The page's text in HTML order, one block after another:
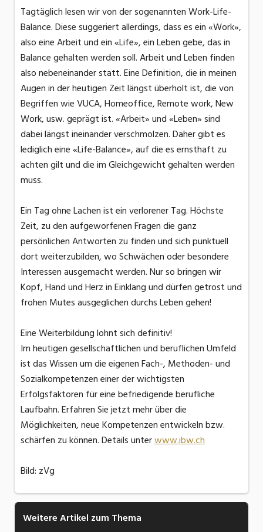
Tagtäglich lesen wir von der sogenannten Work-Life-
Balance. Diese suggeriert allerdings, dass es ein «Work»,
also eine Arbeit und ein «Life», ein Leben gebe, das in
Balance gehalten werden soll. Arbeit und Leben finden
also nebeneinander statt. Eine Definition, die in meinen
Augen in der heutigen Zeit längst überholt ist, die von
Begriffen wie VUCA, Homeoffice, Remote work, New
Work, usw. geprägt ist. «Arbeit» und «Leben» sind
dabei längst ineinander verschmolzen. Daher gibt es
lediglich eine «Life-Balance», auf die es ernsthaft zu
achten gilt und die im Gleichgewicht gehalten werden
muss.
Ein Tag ohne Lachen ist ein verlorener Tag. Höchste
Zeit, zu den aufgeworfenen Fragen die ganz
persönlichen Antworten zu finden und sich punktuell
dort weiterzubilden, wo Schwächen oder besondere
Interessen ausgemacht werden. Nur so bringen wir
Kopf, Hand und Herz in Einklang und dürfen getrost und
frohen Mutes ausgeglichen durchs Leben gehen!
Eine Weiterbildung lohnt sich definitiv!
Im heutigen gesellschaftlichen und beruflichen Umfeld
ist das Wissen um die eigenen Fach-, Methoden- und
Sozialkompetenzen einer der wichtigsten
Erfolgsfaktoren für eine befriedigende berufliche
Laufbahn. Erfahren Sie jetzt mehr über die
Möglichkeiten, neue Kompetenzen entwickeln bzw.
schärfen zu können. Details unterwww.ibw.ch
Bild: zVg
Weitere Artikel zum Thema